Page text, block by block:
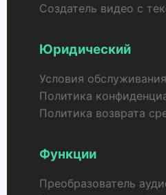
Создатель видео с
Юридический
Условия обслуживания
Политика
Политика возврата
Функции
Преобразователь